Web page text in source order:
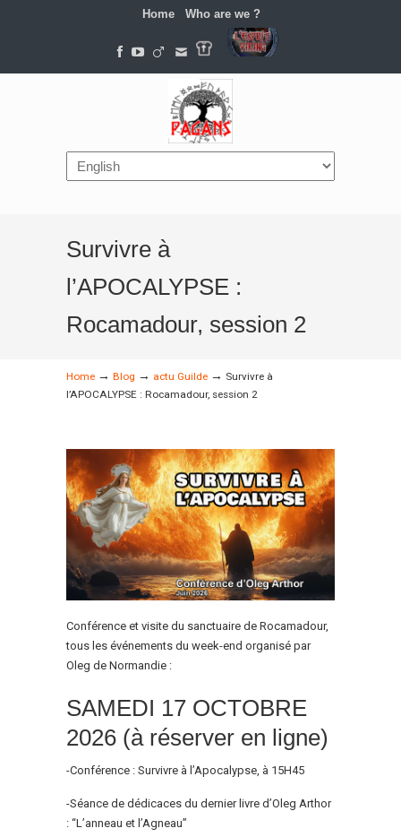
Home Who are we ?
Navigation
Survivre à
l’APOCALYPSE :
Rocamadour, session 2
Home → Blog → actu Guilde → Survivre à
l’APOCALYPSE : Rocamadour, session 2
Conférence et visite du sanctuaire de Rocamadour,
tous les événements du week-end organisé par
Oleg de Normandie :
SAMEDI 17 OCTOBRE
2026 (à réserver en ligne)
-Conférence : Survivre à l’Apocalypse, à 15H45
-Séance de dédicaces du dernier livre d’Oleg Arthor
: “L’anneau et l’Agneau”